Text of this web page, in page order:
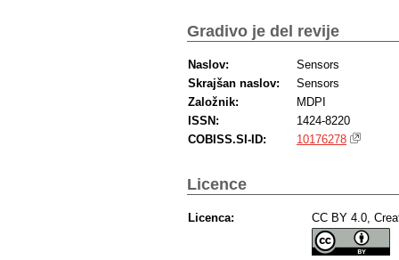
Gradivo je del revije
Naslov:
Sensors
Skrajšan naslov:
Sensors
Založnik:
MDPI
ISSN:
1424-8220
COBISS.SI-ID:
10176278
Licence
Licenca: CC BY 4.0,